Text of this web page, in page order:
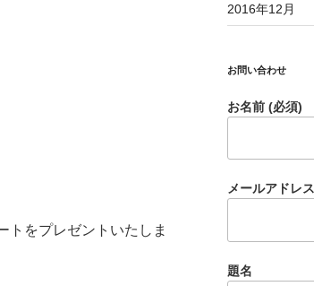
をプレゼントいたしま
2016年12月
お問い合わせ
お名前 (必須)
メールアドレ
題名